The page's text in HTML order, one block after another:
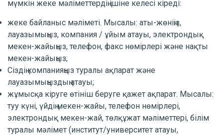
мүмкін жеке мәліметтердің ішіне келесі кіреді:
жеке байланыс мәліметі. Мысалы: аты-жөніңіз,
лауазымыңыз, компания / ұйым атауы, электрондық
мекен-жайыңыз, телефон, факс нөмірлері және нақты
мекен-жайыңыз;
Сіздің компанияңыз туралы ақпарат және
лауазымыңыздың атауы;
жұмысқа кіруге өтініш беруге қажет ақпарат. Мысалы:
туу күні, үйдің мекен-жайы, телефон нөмірлері,
электрондық мекен-жай, төлқұжат мәліметтері, білім
туралы мәлімет (институт/университет атауы,